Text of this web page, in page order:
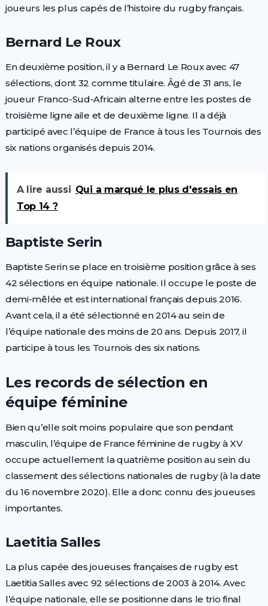
joueurs les plus capés de l’histoire du rugby français.
Bernard Le Roux
En deuxième position, il y a Bernard Le Roux avec 47
sélections, dont 32 comme titulaire. Âgé de 31 ans, le
joueur Franco-Sud-Africain alterne entre les postes de
troisième ligne aile et de deuxième ligne. Il a déjà
participé avec l’équipe de France à tous les Tournois des
six nations organisés depuis 2014.
A lire aussi Qui a marqué le plus d'essais en
Top 14 ?
Baptiste Serin
Baptiste Serin se place en troisième position grâce à ses
42 sélections en équipe nationale. Il occupe le poste de
demi-mêlée et est international français depuis 2016.
Avant cela, il a été sélectionné en 2014 au sein de
l’équipe nationale des moins de 20 ans. Depuis 2017, il
participe à tous les Tournois des six nations.
Les records de sélection en
équipe féminine
Bien qu’elle soit moins populaire que son pendant
masculin, l’équipe de France féminine de rugby à XV
occupe actuellement la quatrième position au sein du
classement des sélections nationales de rugby (à la date
du 16 novembre 2020). Elle a donc connu des joueuses
importantes.
Laetitia Salles
La plus capée des joueuses françaises de rugby est
Laetitia Salles avec 92 sélections de 2003 à 2014. Avec
l’équipe nationale, elle se positionne dans le trio final